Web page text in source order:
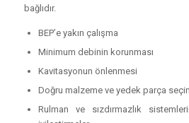
bağlıdır.
BEP’e yakın çalışma
Minimum debinin korunması
Kavitasyonun önlenmesi
Doğru malzeme ve yedek parça
Rulman ve sızdırmazlık